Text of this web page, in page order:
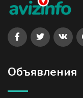
Объявления